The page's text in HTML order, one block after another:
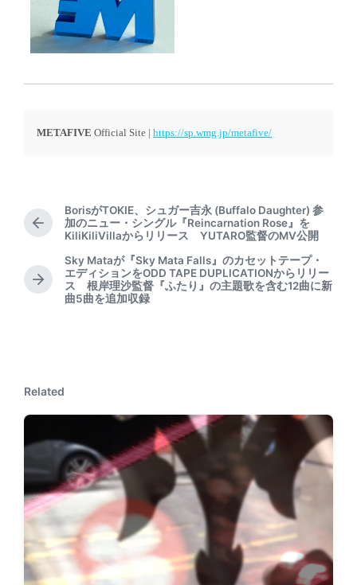
METAFIVE Official Site | https://sp.wmg.jp/metafive/
P
e
v
i
s
BorisがTOKIE、シュガー吉永 (Buffalo Daughter) 参
加のニュー・シングル『Reincarnation Rose』を
KiliKiliVillaからリリース YUTARO監督のMV公開
N
t
:
Sky Mataが『Sky Mata Falls』のカセットテープ・
エディションをODD TAPE DUPLICATIONからリリー
ス 根岸理沙監督『ふたり』の主題歌を含む12曲に新
曲5曲を追加収録
Related